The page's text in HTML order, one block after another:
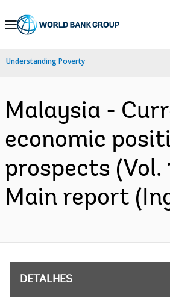
Skip
Navigation
Understanding Poverty
Malaysia -
economic
prospects (Vol.
Main report
DETALHES